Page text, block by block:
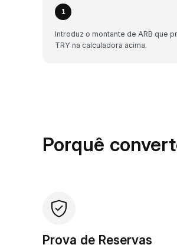
1
Introduz o montante de ARB que
TRY na calculadora acima.
Porquê
Prova de Reservas